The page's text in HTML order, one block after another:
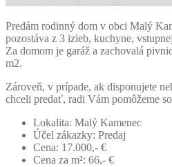
Predám rodinný dom v obci Malý
pozostáva z 3 izieb, kuchyne,
Za domom je garáž a zachovalá
m2.
Zároveň, v prípade, ak disponujete
chceli predať, radi Vám pomôžeme
Lokalita: Malý Kamenec
Účel zákazky: Predaj
Cena: 17.000,- €
Cena za m²: 66,- €